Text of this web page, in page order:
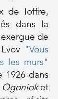
de Ioffre,
dans la
de
"Vous
les murs"
1926 dans
Ogonioket